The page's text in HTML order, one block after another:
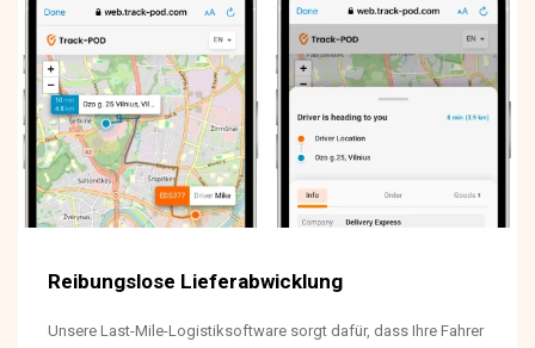
Reibungslose Lieferabwicklung
Unsere Last-Mile-Logistiksoftware sorgt dafür, dass Ihre Fahrer